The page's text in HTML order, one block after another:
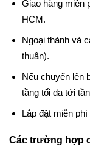
Giao hàng miễn
HCM.
Ngoại thành và
thuận).
Nếu chuyển lên
tầng tối đa tới
Lắp đặt miễn
Các trường hợp